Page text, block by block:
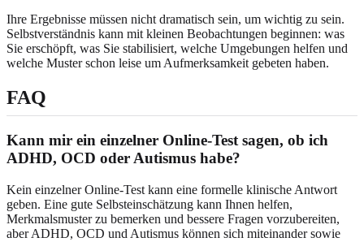
Ihre Ergebnisse müssen nicht dramatisch sein, um wichtig zu sein.
Selbstverständnis kann mit kleinen Beobachtungen beginnen: was
Sie erschöpft, was Sie stabilisiert, welche Umgebungen helfen und
welche Muster schon leise um Aufmerksamkeit gebeten haben.
FAQ
Kann mir ein einzelner Online-Test sagen, ob ich
ADHD, OCD oder Autismus habe?
Kein einzelner Online-Test kann eine formelle klinische Antwort
geben. Eine gute Selbsteinschätzung kann Ihnen helfen,
Merkmalsmuster zu bemerken und bessere Fragen vorzubereiten,
aber ADHD, OCD und Autismus können sich miteinander sowie